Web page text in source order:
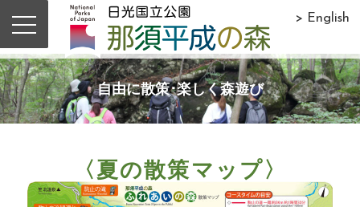
> English
自由に散策･楽しく森遊び
〈夏の散策マップ〉